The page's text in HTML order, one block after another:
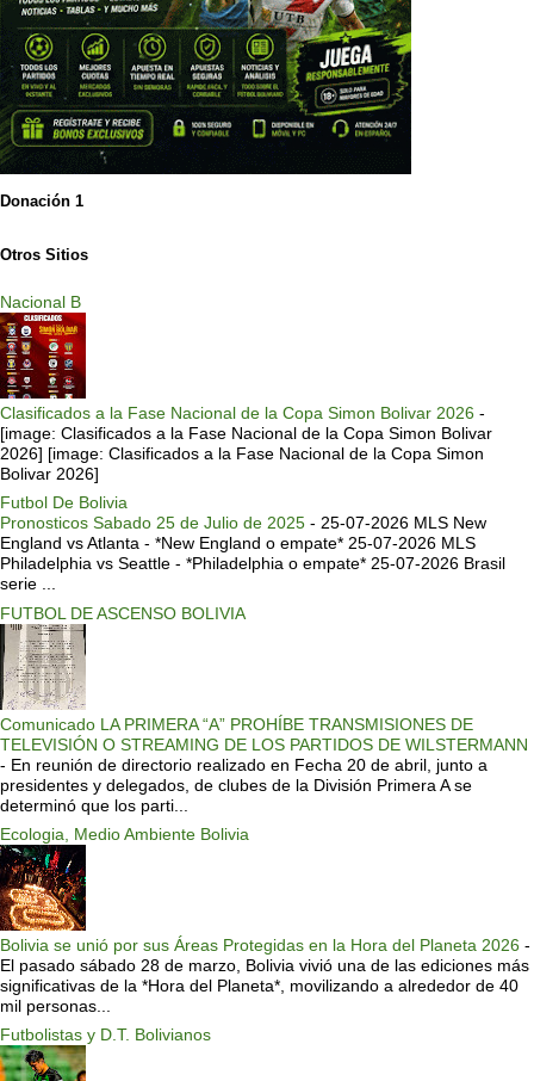
Donación 1
Otros Sitios
Nacional B
Clasificados a la Fase Nacional de la Copa Simon Bolivar 2026 -
[image: Clasificados a la Fase Nacional de la Copa Simon Bolivar
2026] [image: Clasificados a la Fase Nacional de la Copa Simon
Bolivar 2026]
Futbol De Bolivia
Pronosticos Sabado 25 de Julio de 2025 - 25-07-2026 MLS New
England vs Atlanta - *New England o empate* 25-07-2026 MLS
Philadelphia vs Seattle - *Philadelphia o empate* 25-07-2026 Brasil
serie ...
FUTBOL DE ASCENSO BOLIVIA
Comunicado LA PRIMERA “A” PROHÍBE TRANSMISIONES DE
TELEVISIÓN O STREAMING DE LOS PARTIDOS DE WILSTERMANN
- En reunión de directorio realizado en Fecha 20 de abril, junto a
presidentes y delegados, de clubes de la División Primera A se
determinó que los parti...
Ecologia, Medio Ambiente Bolivia
Bolivia se unió por sus Áreas Protegidas en la Hora del Planeta 2026 -
El pasado sábado 28 de marzo, Bolivia vivió una de las ediciones más
significativas de la *Hora del Planeta*, movilizando a alrededor de 40
mil personas...
Futbolistas y D.T. Bolivianos